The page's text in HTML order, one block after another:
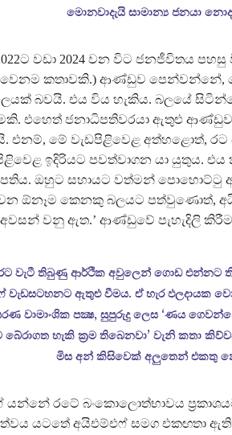
මොනවාදැයි සාමාන්‍ය ජනයා
වඩා 2024 වන විට ජනජීවිතය පහසු
වෙනම කතාවකි.) ආණ්ඩුව පෙන්වන්නේ,
බවයි. එය විය හැකිය. බලයේ
එහෙත් ජනාධිපතිවරයා ඇතුළු ආණ්ඩුව
එනම්, මේ වැඩපිළිවෙළ අත්හළොත්,
ඉදිරියට පවත්වාගන යා යුතුය.
ඔහුට සහායට වත්මන් පොහොට්ටු
ඕනෑම කෙනකු බලයට පත්වුණොත්,
වනු ඇත.’ ආණ්ඩුවේ පැහැදිලි
රට වැටී තිබුණු ආර්ථික අවුලෙන් ගොඩ එන්නට
වැඩසටහනට ඇතුළු වීමය. ඒ හැර ඵලදායක
වාමාංශික පක්‍ෂ, සුපුරුදු ලෙස ‘ණය
බේරාගත හැකි ක්‍රම තිබෙනවා’ වැනි කතා
මිස අන් කිසිවෙක් අලුතෙන් එකතු
යන්නේ රටේ බංකොලොත්භාවය
යටතේ අයිඑම්එෆ් සමග එකඟතා